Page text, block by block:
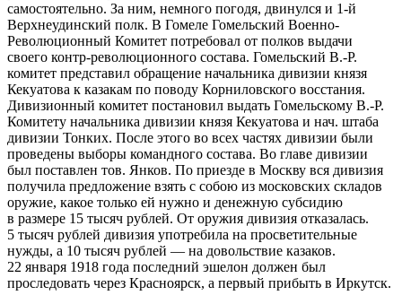
самостоятельно. За ним, немного погодя, двинулся и 1-й
Верхнеудинский полк. В Гомеле Гомельский Военно-
Революционный Комитет потребовал от полков выдачи
своего контр-революционного состава. Гомельский В.-Р.
комитет представил обращение начальника дивизии князя
Кекуатова к казакам по поводу Корниловского восстания.
Дивизионный комитет постановил выдать Гомельскому В.-Р.
Комитету начальника дивизии князя Кекуатова и нач. штаба
дивизии Тонких. После этого во всех частях дивизии были
проведены выборы командного состава. Во главе дивизии
был поставлен тов. Янков. По приезде в Москву вся дивизия
получила предложение взять с собою из московских складов
оружие, какое только ей нужно и денежную субсидию
в размере 15 тысяч рублей. От оружия дивизия отказалась.
5 тысяч рублей дивизия употребила на просветительные
нужды, а 10 тысяч рублей — на довольствие казаков.
22 января 1918 года последний эшелон должен был
проследовать через Красноярск, а первый прибыть в Иркутск.